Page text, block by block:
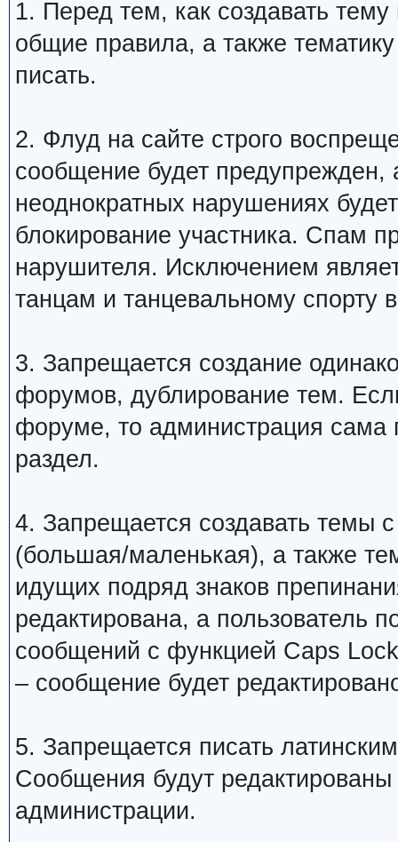
1. Перед тем, как создавать
общие правила, а также
писать.
2. Флуд на сайте строго
сообщение будет
неоднократных нарушениях
блокирование участника. Спам
нарушителя. Исключением
танцам и танцевальному спорту
3. Запрещается создание
форумов, дублирование тем.
форуме, то администрация сама
раздел.
4. Запрещается создавать темы
(большая/маленькая), а также
идущих подряд знаков
редактирована, а пользователь
сообщений с функцией Caps
– сообщение будет
5. Запрещается писать
Сообщения будут
администрации.